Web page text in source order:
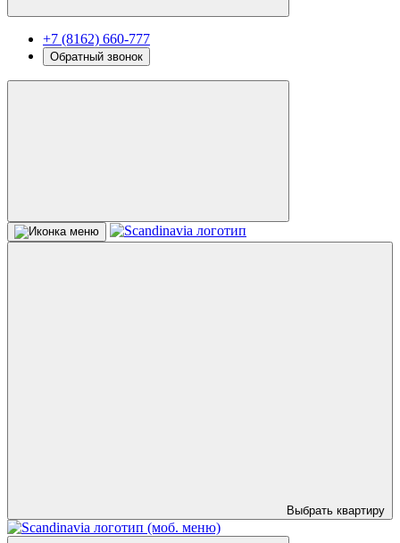
+7 (8162) 660-777
Обратный звонок
Выбрать квартиру